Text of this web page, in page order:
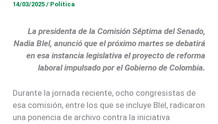
14/03/2025/ Política
La presidenta de la Comisión Séptima del Senado,
Nadia Blel, anunció que el próximo martes se debatirá
en esa instancia legislativa el proyecto de reforma
laboral impulsado por el Gobierno de Colombia.
Durante la jornada reciente, ocho congresistas de
esa comisión, entre los que se incluye Blel, radicaron
una ponencia de archivo contra la iniciativa